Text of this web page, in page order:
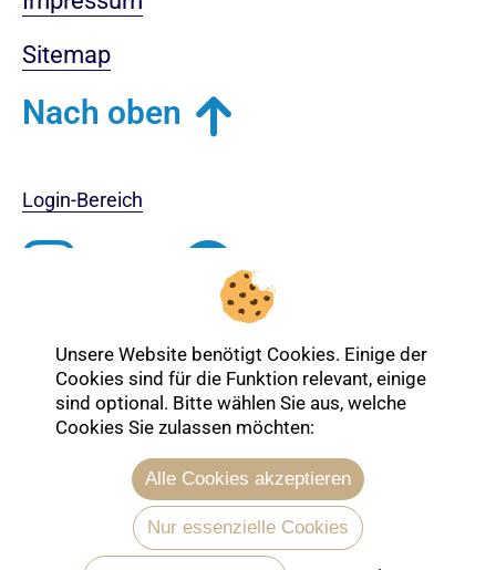
Sitemap
Nach oben
Login-Bereich
Entdecken Sie mehr über die Ev.
Kirche Lübeck-Lauenburg
Unsere Website benötigt Cookies. Einige der
Cookies sind für die Funktion relevant, einige
sind optional. Bitte wählen Sie aus, welche
Cookies Sie zulassen möchten:
Alle Cookies akzeptieren
Nur essenzielle Cookies